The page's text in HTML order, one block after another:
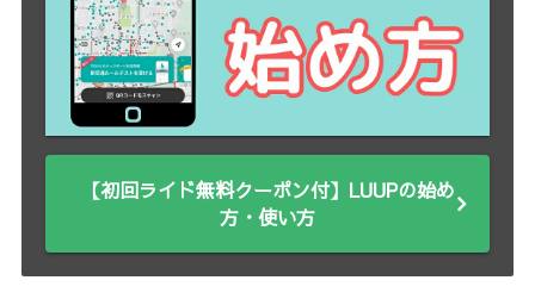
【初回ライド無料クーポン付】LUUPの始め
方・使い方